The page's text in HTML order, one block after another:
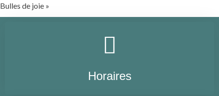
Bulles de joie »
Horaires